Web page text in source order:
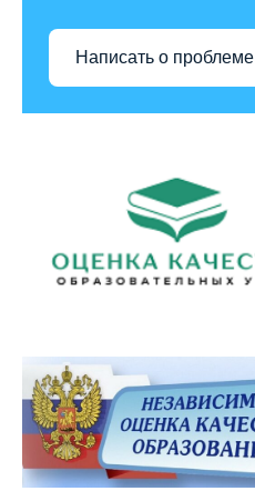
Написать о проблеме